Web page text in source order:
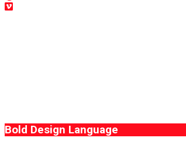
Bold Design Language